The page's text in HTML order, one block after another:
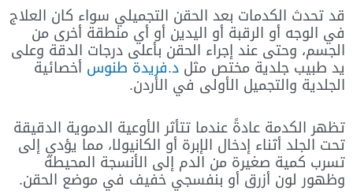
قد تحدث الكدمات بعد الحقن التجميلي سواء كان العلاج
في الوجه أو الرقبة أو اليدين أو أي منطقة أخرى من
الجسم، وحتى عند إجراء الحقن بأعلى درجات الدقة وعلى
يد طبيب جلدية مختص مثل د.فريدة طنوس أخصائية
الجلدية والتجميل الأولى في الأردن.
تظهر الكدمة عادةً عندما تتأثر الأوعية الدموية الدقيقة
تحت الجلد أثناء إدخال الإبرة أو الكانيولا، مما يؤدي إلى
تسرب كمية صغيرة من الدم إلى الأنسجة المحيطة
وظهور لون أزرق أو بنفسجي خفيف في موضع الحقن.